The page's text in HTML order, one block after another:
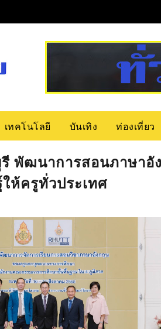
เทคโนโลยี บันเทิง ท่องเที่ยว
พัฒนาการสอนภาษาอั
ห้ครูทั่วประเทศ